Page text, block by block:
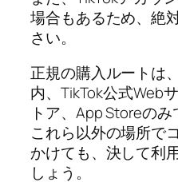
場合もあるため、絶
さい。
正規の購入ルートは
内、TikTok公式Web
トア、App Storeのみ
これら以外の場所で
かけても、決して利
しょう。